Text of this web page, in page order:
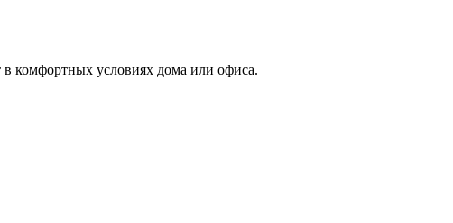
комфортных условиях дома или офиса.